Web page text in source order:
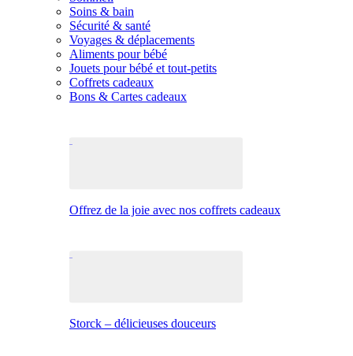
Soins & bain
Sécurité & santé
Voyages & déplacements
Aliments pour bébé
Jouets pour bébé et tout-petits
Coffrets cadeaux
Bons & Cartes cadeaux
Offrez de la joie avec nos coffrets cadeaux
Storck – délicieuses douceurs